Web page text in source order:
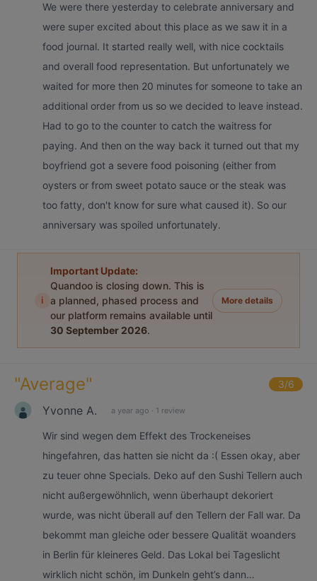
We were there yesterday to celebrate anniversary and
were super excited about this place as we saw it in a
food journal. It started really well, with nice cocktails
and overall food representation. But unfortunately we
waited for more then 20 minutes for someone to take an
additional order from us so we decided to leave instead.
Had to go to the counter to catch the waitress for
paying. And then on the way back it turned out that my
boyfriend got a severe food poisoning (either from
oysters or from sweet potato sauce or the steak was
too fatty, don't know for sure what caused it). So our
anniversary was spoiled unfortunately.
i
Important Update:
Quandoo is closing down. This is
a planned, phased process and
our platform remains available until
30 September 2026.
More details
"Average" 3/6
Yvonne A. a year ago · 1 review
Wir sind wegen dem Effekt des Trockeneises
hingefahren, das hatten sie nicht da :( Essen okay, aber
zu teuer ohne Specials. Deko auf den Sushi Tellern auch
nicht außergewöhnlich, wenn überhaupt dekoriert
wurde, was nicht überall auf den Tellern der Fall war. Da
bekommt man gleiche oder bessere Qualität woanders
in Berlin für kleineres Geld. Das Lokal bei Tageslicht
wirklich nicht schön, im Dunkeln geht’s dann…